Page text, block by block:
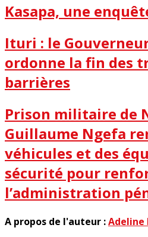
Kasapa, une
Ituri : le
ordonne la fin des
barrières
Prison militaire de
Guillaume Ngefa
véhicules et des
sécurité pour
l’administration
A propos de l'auteur :Adeline